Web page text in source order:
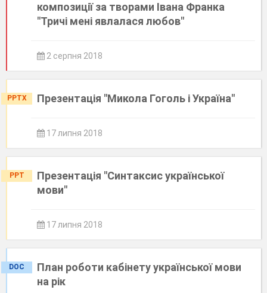
композиції за творами Івана Франка
"Тричі мені явлалася любов"
2 серпня 2018
PPTX Презентація "Микола Гоголь і Україна"
17 липня 2018
PPT
Презентація "Синтаксис української
мови"
17 липня 2018
DOC
План роботи кабінету української мови
на рік